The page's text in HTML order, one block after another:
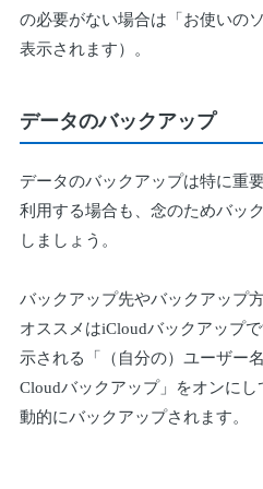
の必要がない場合は「お使いの
表示されます）。
データのバックアップ
データのバックアップは特に重
利用する場合も、念のためバッ
しましょう。
バックアップ先やバックアップ
オススメはiCloudバックアップ
示される「（自分の）ユーザー
Cloudバックアップ」をオンに
動的にバックアップされます。